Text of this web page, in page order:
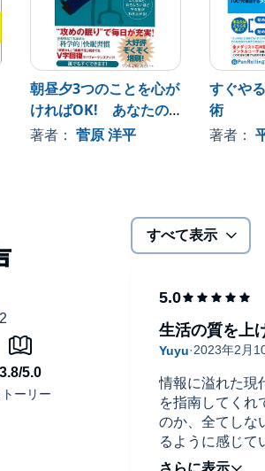
っている
介しています。
ましょう！
朝昼夕3つのことを心が
ければOK! あなたの
人生を変える睡眠の法
著者：菅原 洋平
すぐや
術
著者：
すべて表示
情報に溢れた現
を指南してくれ
のか、全てしな
るように感じて
います。思考を
生活の質を上